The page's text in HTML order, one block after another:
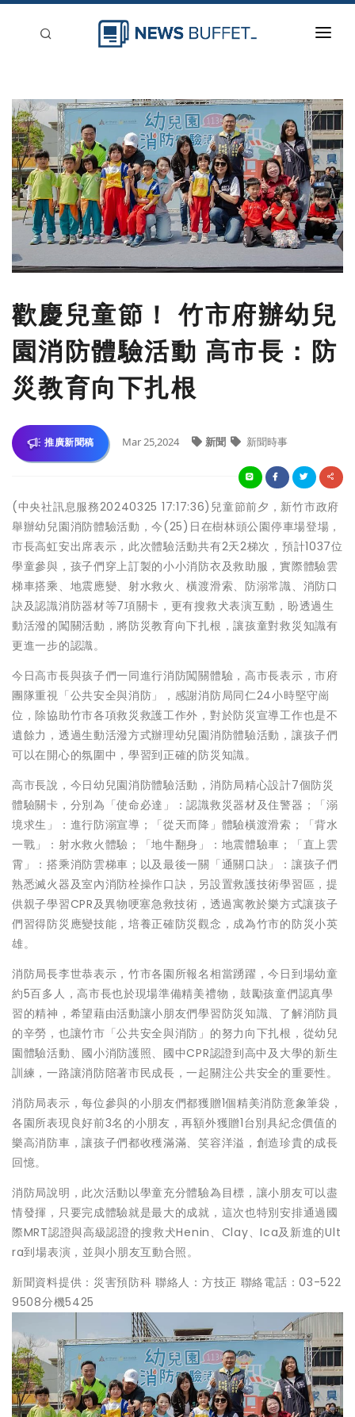
新聞稿分類
登入
刊登
歡慶兒童節！ 竹市府辦幼兒
園消防體驗活動 高市長：防
災教育向下扎根
推廣新聞稿 Mar 25,2024 新聞 新聞時事
(中央社訊息服務20240325 17:17:36)兒童節前夕，新竹市政府
舉辦幼兒園消防體驗活動，今(25)日在樹林頭公園停車場登場，
市長高虹安出席表示，此次體驗活動共有2天2梯次，預計1037位
學童參與，孩子們穿上訂製的小小消防衣及救助服，實際體驗雲
梯車搭乘、地震應變、射水救火、橫渡滑索、防溺常識、消防口
訣及認識消防器材等7項關卡，更有搜救犬表演互動，盼透過生
動活潑的闖關活動，將防災教育向下扎根，讓孩童對救災知識有
更進一步的認識。
今日高市長與孩子們一同進行消防闖關體驗，高市長表示，市府
團隊重視「公共安全與消防」，感謝消防局同仁24小時堅守崗
位，除協助竹市各項救災救護工作外，對於防災宣導工作也是不
遺餘力，透過生動活潑方式辦理幼兒園消防體驗活動，讓孩子們
可以在開心的氛圍中，學習到正確的防災知識。
高市長說，今日幼兒園消防體驗活動，消防局精心設計7個防災
體驗關卡，分別為「使命必達」：認識救災器材及住警器；「溺
境求生」：進行防溺宣導；「從天而降」體驗橫渡滑索；「背水
一戰」：射水救火體驗；「地牛翻身」：地震體驗車；「直上雲
霄」：搭乘消防雲梯車；以及最後一關「通關口訣」：讓孩子們
熟悉滅火器及室內消防栓操作口訣，另設置救護技術學習區，提
供親子學習CPR及異物哽塞急救技術，透過寓教於樂方式讓孩子
們習得防災應變技能，培養正確防災觀念，成為竹市的防災小英
雄。
消防局長李世恭表示，竹市各園所報名相當踴躍，今日到場幼童
約5百多人，高市長也於現場準備精美禮物，鼓勵孩童們認真學
習的精神，希望藉由活動讓小朋友們學習防災知識、了解消防員
的辛勞，也讓竹市「公共安全與消防」的努力向下扎根，從幼兒
園體驗活動、國小消防護照、國中CPR認證到高中及大學的新生
訓練，一路讓消防陪著市民成長，一起關注公共安全的重要性。
消防局表示，每位參與的小朋友們都獲贈1個精美消防意象筆袋，
各園所表現良好前3名的小朋友，再額外獲贈1台別具紀念價值的
樂高消防車，讓孩子們都收穫滿滿、笑容洋溢，創造珍貴的成長
回憶。
消防局說明，此次活動以學童充分體驗為目標，讓小朋友可以盡
情發揮，只要完成體驗就是最大的成就，這次也特別安排通過國
際MRT認證與高級認證的搜救犬Henin、Clay、Ica及新進的Ult
ra到場表演，並與小朋友互動合照。
新聞資料提供：災害預防科 聯絡人：方技正 聯絡電話：03-522
9508分機5425